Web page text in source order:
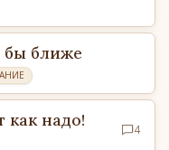
бы ближе
как надо! 4